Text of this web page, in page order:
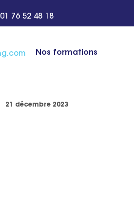
01 76 52 48 18
Nos formations
21 décembre 2023